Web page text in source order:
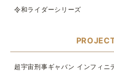
令和ライダーシリーズ
超宇宙刑事ギャバン インフィニ